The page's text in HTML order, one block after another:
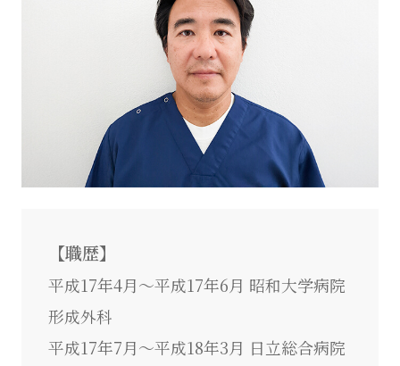
【職歴】
平成17年4月～平成17年6月 昭和大学病院
形成外科
平成17年7月～平成18年3月 日立総合病院